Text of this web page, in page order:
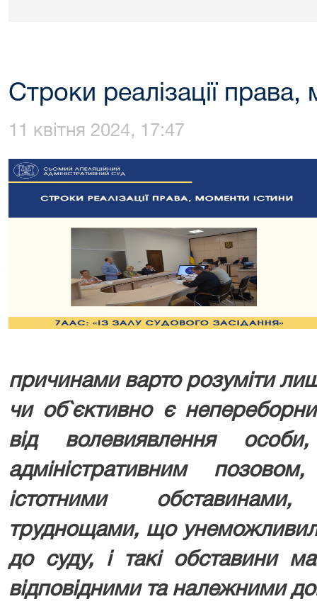
Строки реалізації права,
11 квітня 2024, 17:47
причинами варто розуміти
чи об`єктивно є
від волевиявлення
адміністративним
істотними
труднощами, що
до суду, і такі обставини
відповідними та належними